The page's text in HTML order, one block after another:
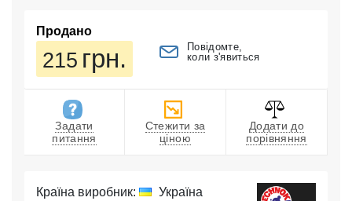
Продано
215 грн.
Повідомте,
коли з'явиться
Задати
питання
Стежити за
ціною
Додати до
порівняння
Країна виробник:
Україна